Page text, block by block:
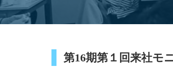
第16期第１回来社モ